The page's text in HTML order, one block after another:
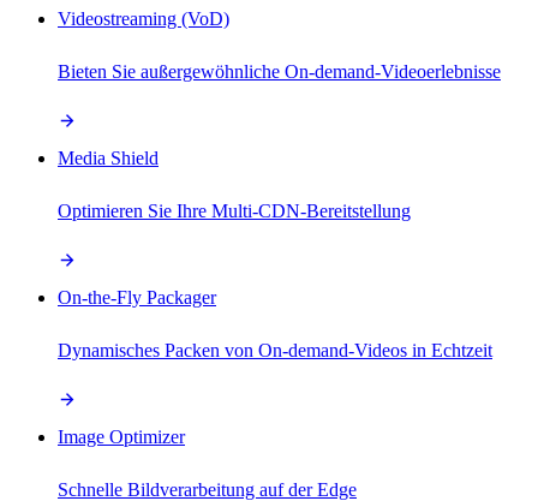
Videostreaming (VoD)
Bieten Sie außergewöhnliche On-demand-Videoerlebnisse
Media Shield
Optimieren Sie Ihre Multi-CDN-Bereitstellung
On-the-Fly Packager
Dynamisches Packen von On-demand-Videos in Echtzeit
Image Optimizer
Schnelle Bildverarbeitung auf der Edge